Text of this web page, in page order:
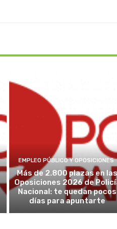
EMPLEO PÚBLICO Y OPOSICIONES
Más de 2.800 plazas en
Oposiciones 2026 de
Nacional: te quedan pocos
días para apuntarte